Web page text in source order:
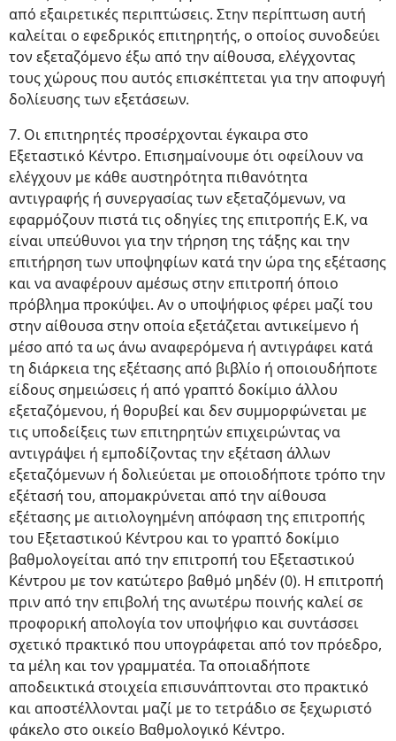
από εξαιρετικές περιπτώσεις. Στην περίπτωση αυτή
καλείται ο εφεδρικός επιτηρητής, ο οποίος συνοδεύει
τον εξεταζόμενο έξω από την αίθουσα, ελέγχοντας
τους χώρους που αυτός επισκέπτεται για την αποφυγή
δολίευσης των εξετάσεων.
7. Οι επιτηρητές προσέρχονται έγκαιρα στο
Εξεταστικό Κέντρο. Επισημαίνουμε ότι οφείλουν να
ελέγχουν με κάθε αυστηρότητα πιθανότητα
αντιγραφής ή συνεργασίας των εξεταζόμενων, να
εφαρμόζουν πιστά τις οδηγίες της επιτροπής Ε.Κ, να
είναι υπεύθυνοι για την τήρηση της τάξης και την
επιτήρηση των υποψηφίων κατά την ώρα της εξέτασης
και να αναφέρουν αμέσως στην επιτροπή όποιο
πρόβλημα προκύψει. Αν ο υποψήφιος φέρει μαζί του
στην αίθουσα στην οποία εξετάζεται αντικείμενο ή
μέσο από τα ως άνω αναφερόμενα ή αντιγράφει κατά
τη διάρκεια της εξέτασης από βιβλίο ή οποιουδήποτε
είδους σημειώσεις ή από γραπτό δοκίμιο άλλου
εξεταζόμενου, ή θορυβεί και δεν συμμορφώνεται με
τις υποδείξεις των επιτηρητών επιχειρώντας να
αντιγράψει ή εμποδίζοντας την εξέταση άλλων
εξεταζόμενων ή δολιεύεται με οποιοδήποτε τρόπο την
εξέτασή του, απομακρύνεται από την αίθουσα
εξέτασης με αιτιολογημένη απόφαση της επιτροπής
του Εξεταστικού Κέντρου και το γραπτό δοκίμιο
βαθμολογείται από την επιτροπή του Εξεταστικού
Κέντρου με τον κατώτερο βαθμό μηδέν (0). Η επιτροπή
πριν από την επιβολή της ανωτέρω ποινής καλεί σε
προφορική απολογία τον υποψήφιο και συντάσσει
σχετικό πρακτικό που υπογράφεται από τον πρόεδρο,
τα μέλη και τον γραμματέα. Τα οποιαδήποτε
αποδεικτικά στοιχεία επισυνάπτονται στο πρακτικό
και αποστέλλονται μαζί με το τετράδιο σε ξεχωριστό
φάκελο στο οικείο Βαθμολογικό Κέντρο.